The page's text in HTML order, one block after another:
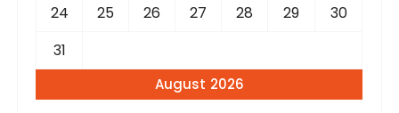
August 2026
24
25 26 27 28 29
30
31